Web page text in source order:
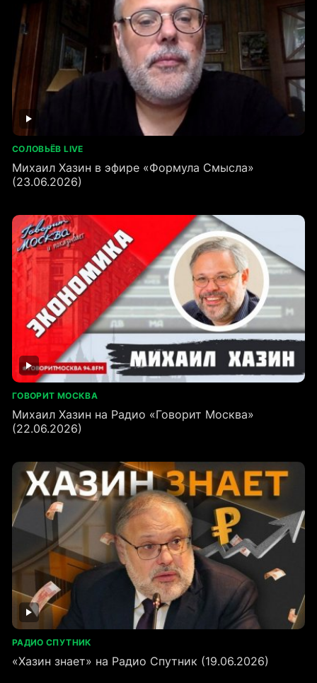
СОЛОВЬЁВ LIVE
Михаил Хазин в эфире «Формула Смысла»
(23.06.2026)
ГОВОРИТ МОСКВА
Михаил Хазин на Радио «Говорит Москва»
(22.06.2026)
РАДИО СПУТНИК
«Хазин знает» на Радио Спутник (19.06.2026)